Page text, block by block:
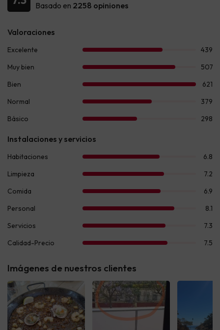
Basado en 2258 opiniones
Imágenes de nuestros clientes